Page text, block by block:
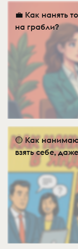
💼 Как нанять
на грабли?
🟡 Как
взять себе,